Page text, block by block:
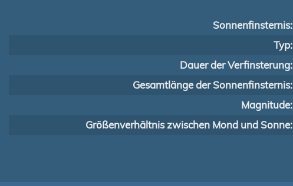
Sonnenfinsternis:
Typ:
Dauer der Verfinsterung:
Gesamtlänge der Sonnenfinsternis:
Magnitude:
Größenverhältnis zwischen Mond und Sonne: